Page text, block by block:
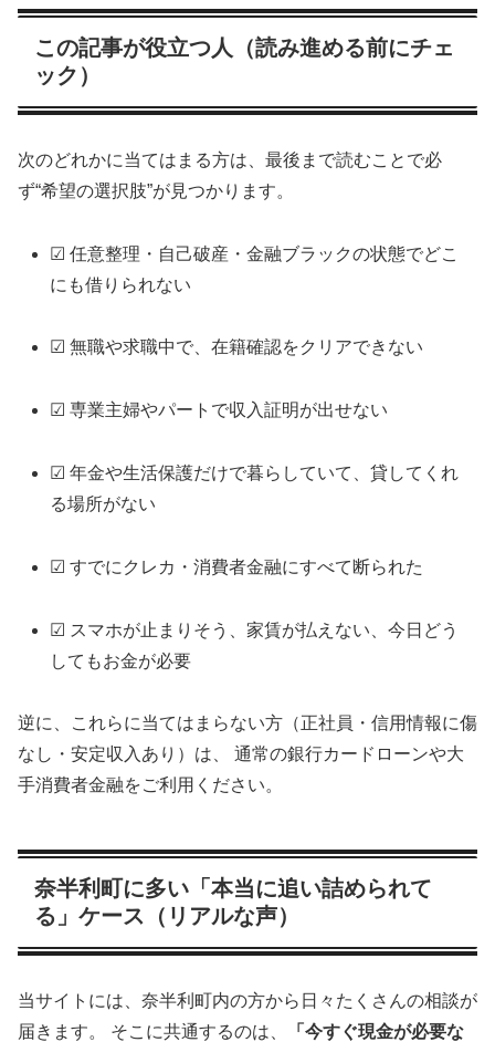
この記事が役立つ人（読み進める前にチェ
ック）
次のどれかに当てはまる方は、最後まで読むことで必
ず“希望の選択肢”が見つかります。
☑ 任意整理・自己破産・金融ブラックの状態でどこ
にも借りられない
☑ 無職や求職中で、在籍確認をクリアできない
☑ 専業主婦やパートで収入証明が出せない
☑ 年金や生活保護だけで暮らしていて、貸してくれ
る場所がない
☑ すでにクレカ・消費者金融にすべて断られた
☑ スマホが止まりそう、家賃が払えない、今日どう
してもお金が必要
逆に、これらに当てはまらない方（正社員・信用情報に傷
なし・安定収入あり）は、 通常の銀行カードローンや大
手消費者金融をご利用ください。
奈半利町に多い「本当に追い詰められて
る」ケース（リアルな声）
当サイトには、奈半利町内の方から日々たくさんの相談が
届きます。 そこに共通するのは、
「今すぐ現金が必要な